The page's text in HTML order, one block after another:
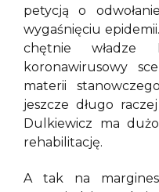
petycją o
wygaśnięciu
chętnie władze
koronawirusowy
materii
jeszcze długo
Dulkiewicz ma
rehabilitację.
A tak na